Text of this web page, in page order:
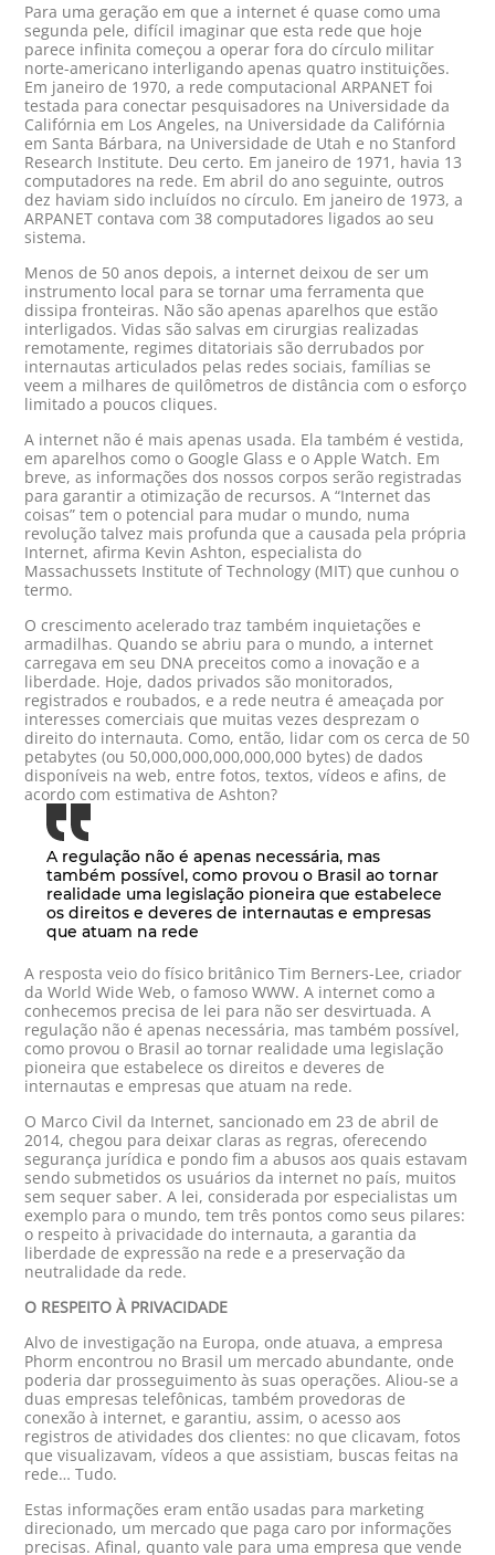
Para uma geração em que a internet é quase como uma
segunda pele, difícil imaginar que esta rede que hoje
parece infinita começou a operar fora do círculo militar
norte-americano interligando apenas quatro instituições.
Em janeiro de 1970, a rede computacional ARPANET foi
testada para conectar pesquisadores na Universidade da
Califórnia em Los Angeles, na Universidade da Califórnia
em Santa Bárbara, na Universidade de Utah e no Stanford
Research Institute. Deu certo. Em janeiro de 1971, havia 13
computadores na rede. Em abril do ano seguinte, outros
dez haviam sido incluídos no círculo. Em janeiro de 1973, a
ARPANET contava com 38 computadores ligados ao seu
sistema.
Menos de 50 anos depois, a internet deixou de ser um
instrumento local para se tornar uma ferramenta que
dissipa fronteiras. Não são apenas aparelhos que estão
interligados. Vidas são salvas em cirurgias realizadas
remotamente, regimes ditatoriais são derrubados por
internautas articulados pelas redes sociais, famílias se
veem a milhares de quilômetros de distância com o esforço
limitado a poucos cliques.
A internet não é mais apenas usada. Ela também é vestida,
em aparelhos como o Google Glass e o Apple Watch. Em
breve, as informações dos nossos corpos serão registradas
para garantir a otimização de recursos. A “Internet das
coisas” tem o potencial para mudar o mundo, numa
revolução talvez mais profunda que a causada pela própria
Internet, afirma Kevin Ashton, especialista do
Massachussets Institute of Technology (MIT) que cunhou o
termo.
O crescimento acelerado traz também inquietações e
armadilhas. Quando se abriu para o mundo, a internet
carregava em seu DNA preceitos como a inovação e a
liberdade. Hoje, dados privados são monitorados,
registrados e roubados, e a rede neutra é ameaçada por
interesses comerciais que muitas vezes desprezam o
direito do internauta. Como, então, lidar com os cerca de 50
petabytes (ou 50,000,000,000,000,000 bytes) de dados
disponíveis na web, entre fotos, textos, vídeos e afins, de
acordo com estimativa de Ashton?
A regulação não é apenas necessária, mas
também possível, como provou o Brasil ao tornar
realidade uma legislação pioneira que estabelece
os direitos e deveres de internautas e empresas
que atuam na rede
A resposta veio do físico britânico Tim Berners-Lee, criador
da World Wide Web, o famoso WWW. A internet como a
conhecemos precisa de lei para não ser desvirtuada. A
regulação não é apenas necessária, mas também possível,
como provou o Brasil ao tornar realidade uma legislação
pioneira que estabelece os direitos e deveres de
internautas e empresas que atuam na rede.
O Marco Civil da Internet, sancionado em 23 de abril de
2014, chegou para deixar claras as regras, oferecendo
segurança jurídica e pondo fim a abusos aos quais estavam
sendo submetidos os usuários da internet no país, muitos
sem sequer saber. A lei, considerada por especialistas um
exemplo para o mundo, tem três pontos como seus pilares:
o respeito à privacidade do internauta, a garantia da
liberdade de expressão na rede e a preservação da
neutralidade da rede.
O RESPEITO À PRIVACIDADE
Alvo de investigação na Europa, onde atuava, a empresa
Phorm encontrou no Brasil um mercado abundante, onde
poderia dar prosseguimento às suas operações. Aliou-se a
duas empresas telefônicas, também provedoras de
conexão à internet, e garantiu, assim, o acesso aos
registros de atividades dos clientes: no que clicavam, fotos
que visualizavam, vídeos a que assistiam, buscas feitas na
rede… Tudo.
Estas informações eram então usadas para marketing
direcionado, um mercado que paga caro por informações
precisas. Afinal, quanto vale para uma empresa que vende